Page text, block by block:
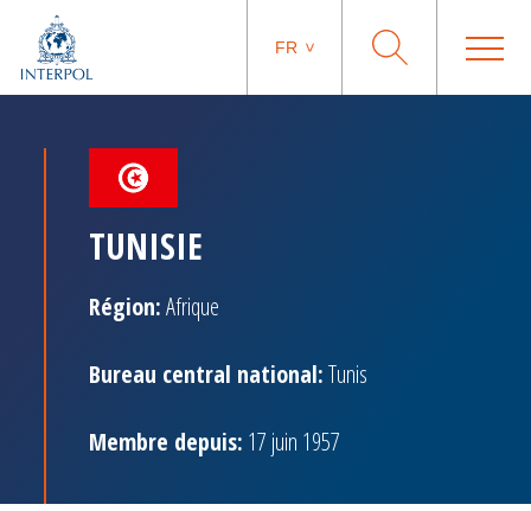
FR
TUNISIE
Région:Afrique
Bureau central national:Tunis
Membre depuis: 17 juin 1957